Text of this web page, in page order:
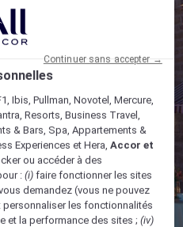
Ibis, Pullman, Novotel, Mercure,
Resorts, Business Travel,
& Bars, Spa, Appartements &
Experiences et Hera,Accor et
ou accéder à des
:(i) faire fonctionner les sites
demandez (vous ne pouvez
personnaliser les fonctionnalités
et la performance des sites ;(iv)
Continuer sans accepter →